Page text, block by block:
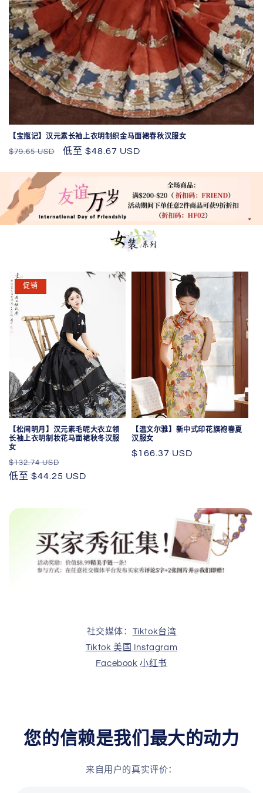
【宝瓶记】汉元素长袖上衣明制织金马面裙春秋汉服女
原
$79.65 USD
促
低至 $48.67 USD
促销
【松间明月】汉元素毛呢大衣立领
长袖上衣明制妆花马面裙秋冬汉服
女
原
价
$132.74 USD
销
低至 $44.25 USD
【温文尔雅】新中式印花旗袍春夏
汉服女
原
$166.37 USD
社交媒体： Tiktok台湾
Tiktok 美国
Instagram
Facebook 小红书
您的信赖是我们最大的动力
来自用户的真实评价：